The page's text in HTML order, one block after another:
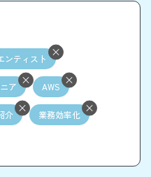
ンティスト
ア AWS
介 業務効率化